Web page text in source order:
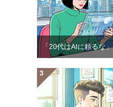
「20代はAIに頼るな